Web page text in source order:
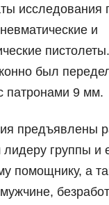
исследования
и
был
патронами 9 мм.
предъявлены
группы и
помощнику, а